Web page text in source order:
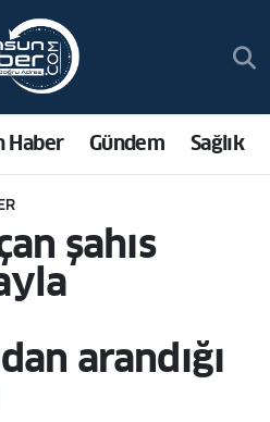
Haber Gündem Sağlık
şahıs
arandığı
ve Fikstür